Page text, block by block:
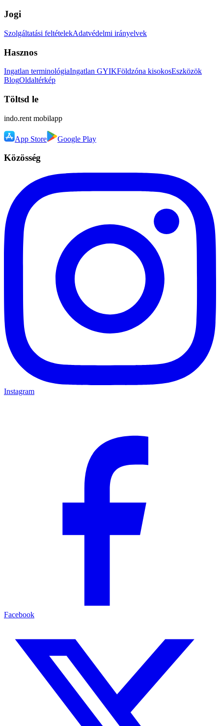
Jogi
Szolgáltatási feltételekAdatvédelmi irányelvek
Hasznos
Ingatlan terminológiaIngatlan GYIKFöldzóna kisokosEszközök
BlogOldaltérkép
Töltsd le
indo.rent mobilapp
App Store Google Play
Közösség
Instagram
Facebook